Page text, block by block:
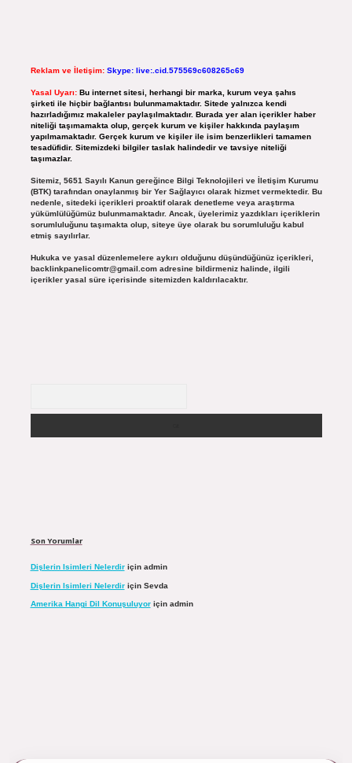
Reklam ve İletişim: Skype: live:.cid.575569c608265c69
Yasal Uyarı: Bu internet sitesi, herhangi bir marka, kurum veya şahıs
şirketi ile hiçbir bağlantısı bulunmamaktadır. Sitede yalnızca kendi
hazırladığımız makaleler paylaşılmaktadır. Burada yer alan içerikler haber
niteliği taşımamakta olup, gerçek kurum ve kişiler hakkında paylaşım
yapılmamaktadır. Gerçek kurum ve kişiler ile isim benzerlikleri tamamen
tesadüfidir. Sitemizdeki bilgiler taslak halindedir ve tavsiye niteliği
taşımazlar.
Sitemiz, 5651 Sayılı Kanun gereğince Bilgi Teknolojileri ve İletişim Kurumu
(BTK) tarafından onaylanmış bir Yer Sağlayıcı olarak hizmet vermektedir. Bu
nedenle, sitedeki içerikleri proaktif olarak denetleme veya araştırma
yükümlülüğümüz bulunmamaktadır. Ancak, üyelerimiz yazdıkları içeriklerin
sorumluluğunu taşımakta olup, siteye üye olarak bu sorumluluğu kabul
etmiş sayılırlar.
Hukuka ve yasal düzenlemelere aykırı olduğunu düşündüğünüz içerikleri,
backlinkpanelicomtr@gmail.comadresine bildirmeniz halinde, ilgili
içerikler yasal süre içerisinde sitemizden kaldırılacaktır.
Son Yorumlar
Dişlerin Isimleri Nelerdiriçin admin
Dişlerin Isimleri Nelerdiriçin Sevda
Amerika Hangi Dil Konuşuluyoriçin admin